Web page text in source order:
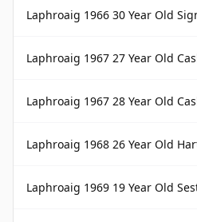
Laphroaig 1966 30 Year Old
Laphroaig 1967 27 Year Old Cask
Laphroaig 1967 28 Year Old
Laphroaig 1968 26 Year Old
Laphroaig 1969 19 Year Old